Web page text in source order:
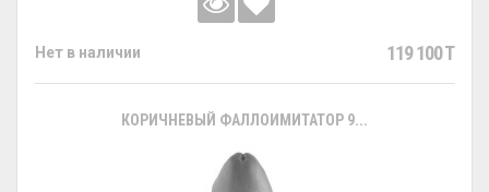
Нет в наличии 119 100 T
КОРИЧНЕВЫЙ ФАЛЛОИМИТАТОР 9...